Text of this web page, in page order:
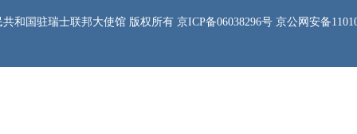
和国驻瑞士联邦大使馆 版权所有 京ICP备06038296号 京公网安备